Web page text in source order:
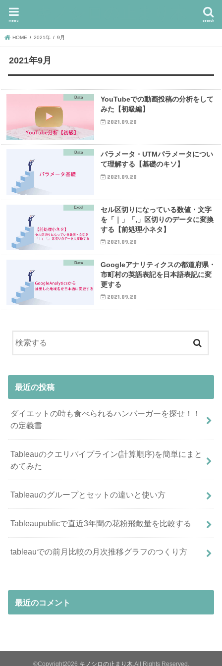
search
menu
HOME 2021年 9月
2021年9月
Data
YouTubeでの動画投稿の分析をして
みた【初級編】
2021.09.20
Data
パラメータ・UTMパラメータについ
て理解する【基礎のキソ】
2021.09.20
Excel
セル区切りになっている数値・文字
を「｜」「,」区切りのデータに変換
する【前処理小ネタ】
2021.09.20
Data
Googleアナリティクスの都道府県・
市町村の英語表記を日本語表記に変
更する
2021.09.20
最近の投稿
ダイエットの時も食べられるハンバーガーを探せ！！
の定義書
Tableauのクエリパイプライン(計算順序)を簡単にまと
めてみた
Tableauのグループとセットの違いと使い方
Tableaupublicで直近3年間の花粉飛散量を比較する
tableauでの前月比較の月次推移グラフのつくり方
最近のコメント
©Copyright2026 キノシロの止まり木 .All Rights Reserved.